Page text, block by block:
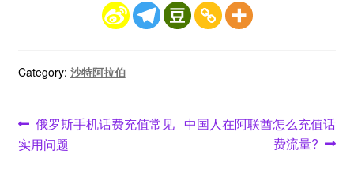
Category: 沙特阿拉伯
文
章
Previous
post:
俄罗斯手机话费充值常见
实用问题
Next
中国人在阿联酋怎么充值话
费流量?